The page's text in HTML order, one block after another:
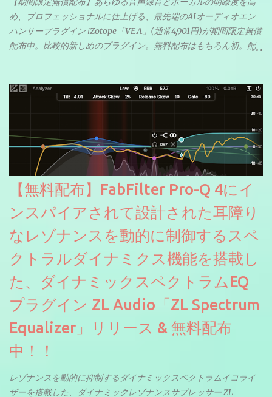
め、プロフェッショナルに仕上げる、最先端のAIオーディオエン
ハンサープラグイン iZotope「VEA」(通常4,901円)が期間限定無償
配布中。比較的新しめのプラグイン。無料配布はもちろん初。配
【無料配布】FabFilter Pro-Q 4にイ
ンスパイアされて設計された耳障り
なレゾナンスを動的に制御するスペ
クトラルダイナミクス機能を搭載し
た、ダイナミックスペクトラムEQ
プラグイン ZL Audio「ZL Spectrum
Equalizer」リリース & 無料配布
中！！
レゾナンスを動的に抑制するダイナミックスペクトラムイコライ
ザーを搭載した、ダイナミックレゾナンスサプレッサー ZL